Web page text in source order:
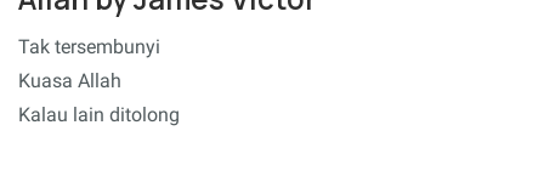
Tak tersembunyi
Kuasa Allah
Kalau lain ditolong